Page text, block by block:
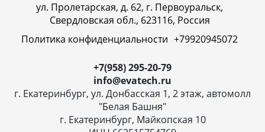
ул. Пролетарская, д. 62, г. Первоуральск,
Свердловская обл., 623116, Россия
Политика конфиденциальности +79920945072
+7(958) 295-20-79
info@evatech.ru
г. Екатеринбург, ул. Донбасская 1, 2 этаж, автомолл
"Белая Башня"
г. Екатеринбург, Майкопская 10